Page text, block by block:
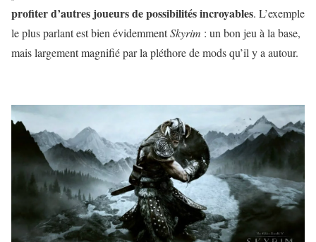
profiter d’autres joueurs de possibilités incroyables. L’exemple
le plus parlant est bien évidemmentSkyrim : un bon jeu à la base,
mais largement magnifié par la pléthore de mods qu’il y a autour.